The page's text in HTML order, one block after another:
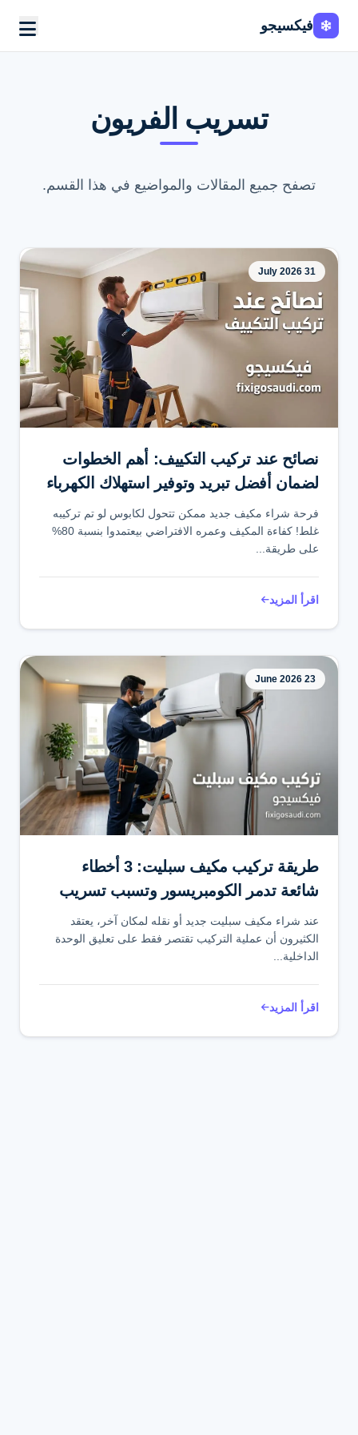
فيكسيجو
اطلب الخدمة
تواصل عبر واتساب
تسريب الفريون
تصفح جميع المقالات والمواضيع في هذا القسم.
31 July 2026
نصائح عند تركيب التكييف: أهم الخطوات
لضمان أفضل تبريد وتوفير استهلاك الكهرباء
فرحة شراء مكيف جديد ممكن تتحول لكابوس لو تم تركيبه
غلط! كفاءة المكيف وعمره الافتراضي بيعتمدوا بنسبة 80%
على طريقة...
اقرأ المزيد
23 June 2026
طريقة تركيب مكيف سبليت: 3 أخطاء
شائعة تدمر الكومبريسور وتسبب تسريب
الفريون
عند شراء مكيف سبليت جديد أو نقله لمكان آخر، يعتقد
الكثيرون أن عملية التركيب تقتصر فقط على تعليق الوحدة
الداخلية...
اقرأ المزيد